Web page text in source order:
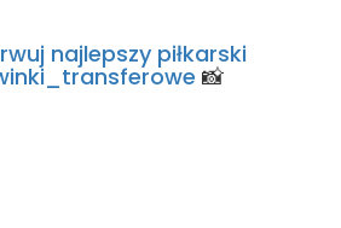
najlepszy piłkarski
📸